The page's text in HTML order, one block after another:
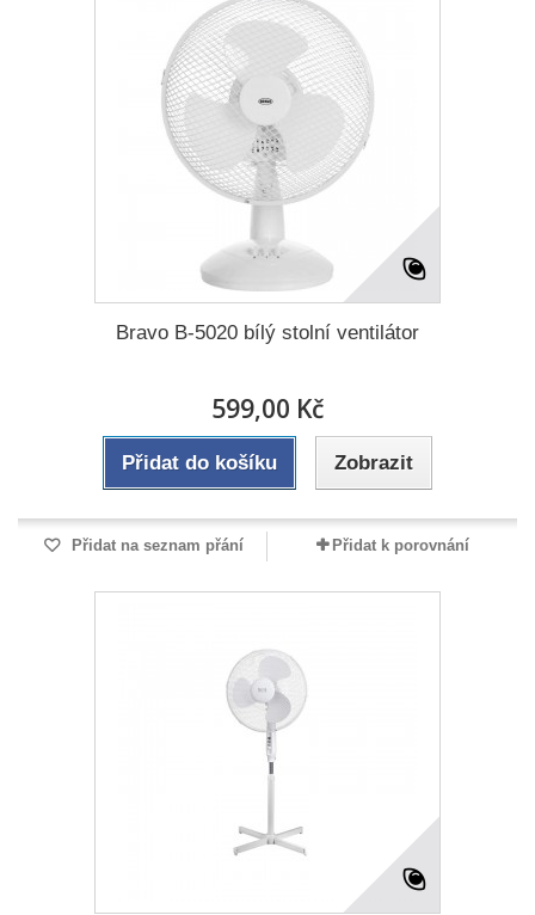
Bravo B-5020 bílý stolní ventilátor
599,00 Kč
Přidat do košíku Zobrazit
Přidat na seznam přání Přidat k porovnání